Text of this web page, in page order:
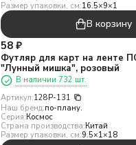
Размер упаковки, см:16.5×9×1
В корзину
58 ₽
Футляр для карт на ленте
"Лунный мишка", розовый
В наличии 732 шт.
Артикул:128P-131
Наш бренд:по-плану.
Серия:Космос
Страна производства:Китай
Размер упаковки, см:9.5×1×18